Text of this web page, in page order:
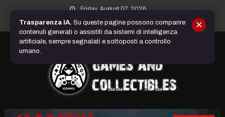
content
Friday, August 07, 2026
Trasparenza IA. Su queste pagine possono comparire
contenuti generati o assistiti da sistemi di intelligenza
artificiale, sempre segnalati e sottoposti a controllo
umano.
✕